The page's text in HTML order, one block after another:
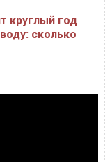
круглый год
сколько